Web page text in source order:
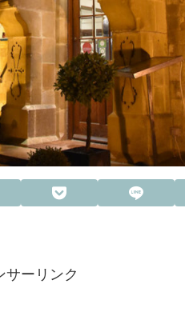
サーリンク